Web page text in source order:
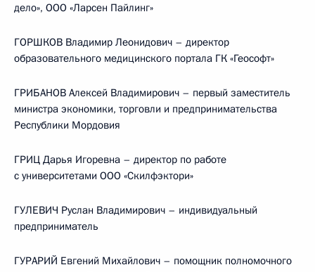
дело», ООО «Ларсен Пайлинг»
ГОРШКОВ Владимир Леонидович – директор
образовательного медицинского портала ГК «Геософт»
ГРИБАНОВ Алексей Владимирович – первый заместитель
министра экономики, торговли и предпринимательства
Республики Мордовия
ГРИЦ Дарья Игоревна – директор по работе
с университетами ООО «Скилфэктори»
ГУЛЕВИЧ Руслан Владимирович – индивидуальный
предприниматель
ГУРАРИЙ Евгений Михайлович – помощник полномочного